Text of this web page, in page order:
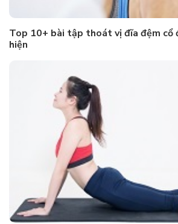
Top 10+ bài tập thoát vị đĩa đệm cổ
hiện